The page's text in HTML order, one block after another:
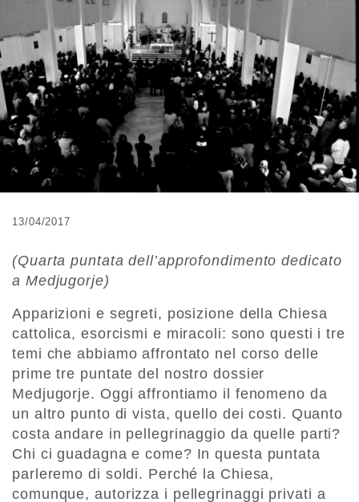
13/04/2017
(Quarta puntata dell’approfondimento dedicato
a Medjugorje)
Apparizioni e segreti, posizione della Chiesa
cattolica, esorcismi e miracoli: sono questi i tre
temi che abbiamo affrontato nel corso delle
prime tre puntate del nostro dossier
Medjugorje. Oggi affrontiamo il fenomeno da
un altro punto di vista, quello dei costi. Quanto
costa andare in pellegrinaggio da quelle parti?
Chi ci guadagna e come? In questa puntata
parleremo di soldi. Perché la Chiesa,
comunque, autorizza i pellegrinaggi privati a